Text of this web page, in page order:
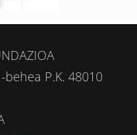
P.K. 48010